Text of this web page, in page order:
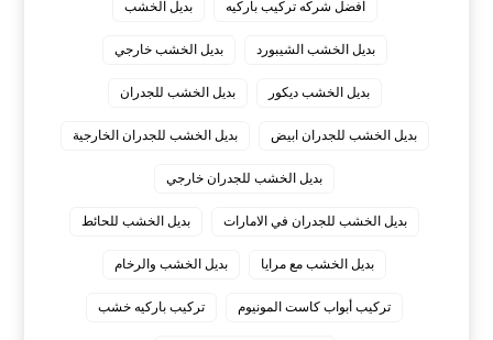
افضل شركه تركيب باركيه بديل الخشب
بديل الخشب الشيبورد بديل الخشب خارجي
بديل الخشب ديكور بديل الخشب للجدران
بديل الخشب للجدران ابيض بديل الخشب للجدران الخارجية
بديل الخشب للجدران خارجي
بديل الخشب للجدران في الامارات بديل الخشب للحائط
بديل الخشب مع مرايا بديل الخشب والرخام
تركيب أبواب كاست المونيوم تركيب باركيه خشب